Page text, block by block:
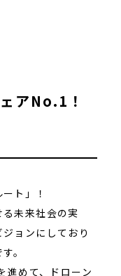
アNo.1！
ト」！
る未来社会の実
ョンにしており
。
進めて、ドローン